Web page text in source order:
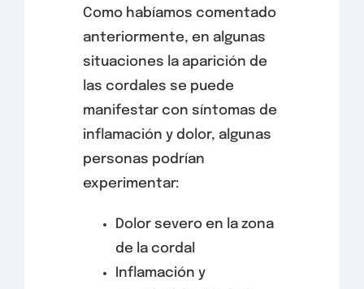
Como habíamos comentado
anteriormente, en algunas
situaciones la aparición de
las cordales se puede
manifestar con síntomas de
inflamación y dolor, algunas
personas podrían
experimentar:
Dolor severo en la zona
de la cordal
Inflamación y